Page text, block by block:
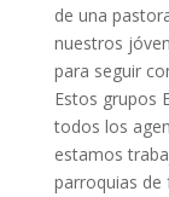
de una
nuestros
para seguir
Estos grupos
todos los
estamos
parroquias de